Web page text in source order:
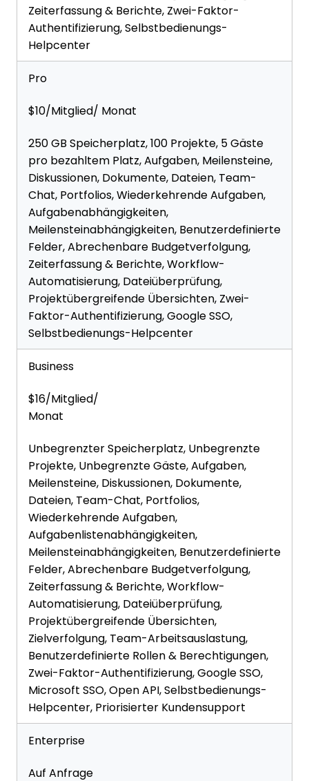
Zeiterfassung & Berichte, Zwei-Faktor-
Authentifizierung, Selbstbedienungs-
Helpcenter
Pro
$10/Mitglied/ Monat
250 GB Speicherplatz, 100 Projekte, 5 Gäste
pro bezahltem Platz, Aufgaben, Meilensteine,
Diskussionen, Dokumente, Dateien, Team-
Chat, Portfolios, Wiederkehrende Aufgaben,
Aufgabenabhängigkeiten,
Meilensteinabhängigkeiten, Benutzerdefinierte
Felder, Abrechenbare Budgetverfolgung,
Zeiterfassung & Berichte, Workflow-
Automatisierung, Dateiüberprüfung,
Projektübergreifende Übersichten, Zwei-
Faktor-Authentifizierung, Google SSO,
Selbstbedienungs-Helpcenter
Business
$16/Mitglied/
Monat
Unbegrenzter Speicherplatz, Unbegrenzte
Projekte, Unbegrenzte Gäste, Aufgaben,
Meilensteine, Diskussionen, Dokumente,
Dateien, Team-Chat, Portfolios,
Wiederkehrende Aufgaben,
Aufgabenlistenabhängigkeiten,
Meilensteinabhängigkeiten, Benutzerdefinierte
Felder, Abrechenbare Budgetverfolgung,
Zeiterfassung & Berichte, Workflow-
Automatisierung, Dateiüberprüfung,
Projektübergreifende Übersichten,
Zielverfolgung, Team-Arbeitsauslastung,
Benutzerdefinierte Rollen & Berechtigungen,
Zwei-Faktor-Authentifizierung, Google SSO,
Microsoft SSO, Open API, Selbstbedienungs-
Helpcenter, Priorisierter Kundensupport
Enterprise
Auf Anfrage